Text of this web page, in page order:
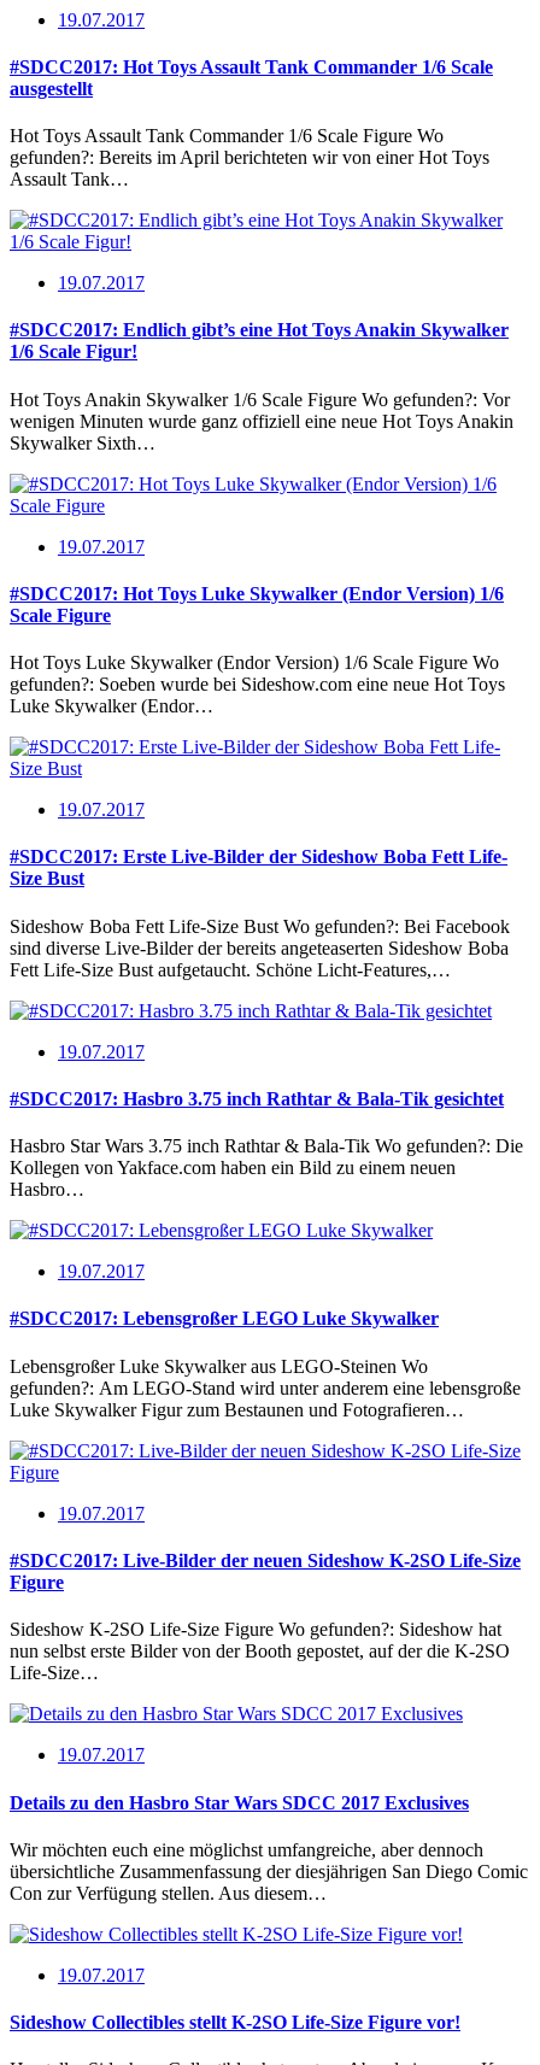
19.07.2017
#SDCC2017: Hot Toys Assault Tank Commander 1/6 Scale
ausgestellt
Hot Toys Assault Tank Commander 1/6 Scale Figure Wo
gefunden?: Bereits im April berichteten wir von einer Hot Toys
Assault Tank…
19.07.2017
#SDCC2017: Endlich gibt’s eine Hot Toys Anakin Skywalker
1/6 Scale Figur!
Hot Toys Anakin Skywalker 1/6 Scale Figure Wo gefunden?: Vor
wenigen Minuten wurde ganz offiziell eine neue Hot Toys Anakin
Skywalker Sixth…
19.07.2017
#SDCC2017: Hot Toys Luke Skywalker (Endor Version) 1/6
Scale Figure
Hot Toys Luke Skywalker (Endor Version) 1/6 Scale Figure Wo
gefunden?: Soeben wurde bei Sideshow.com eine neue Hot Toys
Luke Skywalker (Endor…
19.07.2017
#SDCC2017: Erste Live-Bilder der Sideshow Boba Fett Life-
Size Bust
Sideshow Boba Fett Life-Size Bust Wo gefunden?: Bei Facebook
sind diverse Live-Bilder der bereits angeteaserten Sideshow Boba
Fett Life-Size Bust aufgetaucht. Schöne Licht-Features,…
19.07.2017
#SDCC2017: Hasbro 3.75 inch Rathtar & Bala-Tik gesichtet
Hasbro Star Wars 3.75 inch Rathtar & Bala-Tik Wo gefunden?: Die
Kollegen von Yakface.com haben ein Bild zu einem neuen
Hasbro…
19.07.2017
#SDCC2017: Lebensgroßer LEGO Luke Skywalker
Lebensgroßer Luke Skywalker aus LEGO-Steinen Wo
gefunden?: Am LEGO-Stand wird unter anderem eine lebensgroße
Luke Skywalker Figur zum Bestaunen und Fotografieren…
19.07.2017
#SDCC2017: Live-Bilder der neuen Sideshow K-2SO Life-Size
Figure
Sideshow K-2SO Life-Size Figure Wo gefunden?: Sideshow hat
nun selbst erste Bilder von der Booth gepostet, auf der die K-2SO
Life-Size…
19.07.2017
Details zu den Hasbro Star Wars SDCC 2017 Exclusives
Wir möchten euch eine möglichst umfangreiche, aber dennoch
übersichtliche Zusammenfassung der diesjährigen San Diego Comic
Con zur Verfügung stellen. Aus diesem…
19.07.2017
Sideshow Collectibles stellt K-2SO Life-Size Figure vor!